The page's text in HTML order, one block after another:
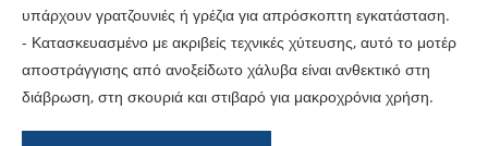
υπάρχουν γρατζουνιές ή γρέζια για απρόσκοπτη εγκατάσταση.
- Κατασκευασμένο με ακριβείς τεχνικές χύτευσης, αυτό το μοτέρ
αποστράγγισης από ανοξείδωτο χάλυβα είναι ανθεκτικό στη
διάβρωση, στη σκουριά και στιβαρό για μακροχρόνια χρήση.